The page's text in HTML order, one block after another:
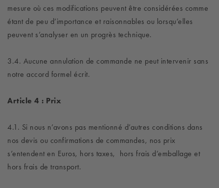
mesure où ces modifications peuvent être considérées comme
étant de peu d’importance et raisonnables ou lorsqu’elles
peuvent s’analyser en un progrès technique.
3.4. Aucune annulation de commande ne peut intervenir sans
notre accord formel écrit.
Article 4 : Prix
4.1. Si nous n’avons pas mentionné d’autres conditions dans
nos devis ou confirmations de commandes, nos prix
s’entendent en Euros, hors taxes, hors frais d’emballage et
hors frais de transport.